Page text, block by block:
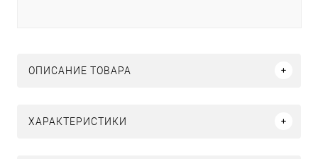
ОПИСАНИЕ ТОВАРА
ХАРАКТЕРИСТИКИ